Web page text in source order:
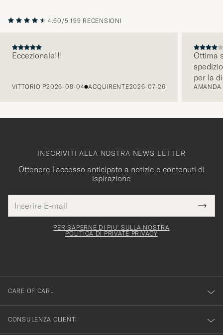
PRECEDENTE
4.60/5 199 RECENSIONI
Eccezionale!!!
VITTORIO P2026-08-04 ACQUIRENTE2026-07-26
Ottima
per la
AMANDA
INSCRIVITI ALLA NOSTRA NEWS LETTER
Ottenere l'accesso anticipato a notizie e contenuti di
ispirazione
E-
mail
Grazie
per
PER SAPERNE DI PIU' SULLA NOSTRA
POLITICA DI PRIVATE PRIVACY
CARE OF CARL
CONSULENZA CLIENTI